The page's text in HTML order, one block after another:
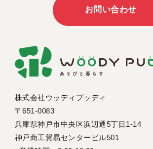
株式会社ウッディプッディ
〒651-0083
兵庫県神戸市中央区浜辺通5丁目1-14
神戸商工貿易センタービル501
お問い合わせ